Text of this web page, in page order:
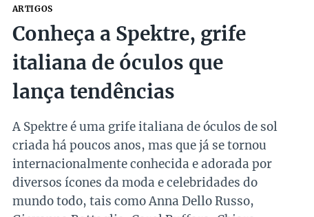
ARTIGOS
Conheça a Spektre, grife
italiana de óculos que
lança tendências
A Spektre é uma grife italiana de óculos de sol
criada há poucos anos, mas que já se tornou
internacionalmente conhecida e adorada por
diversos ícones da moda e celebridades do
mundo todo, tais como Anna Dello Russo,